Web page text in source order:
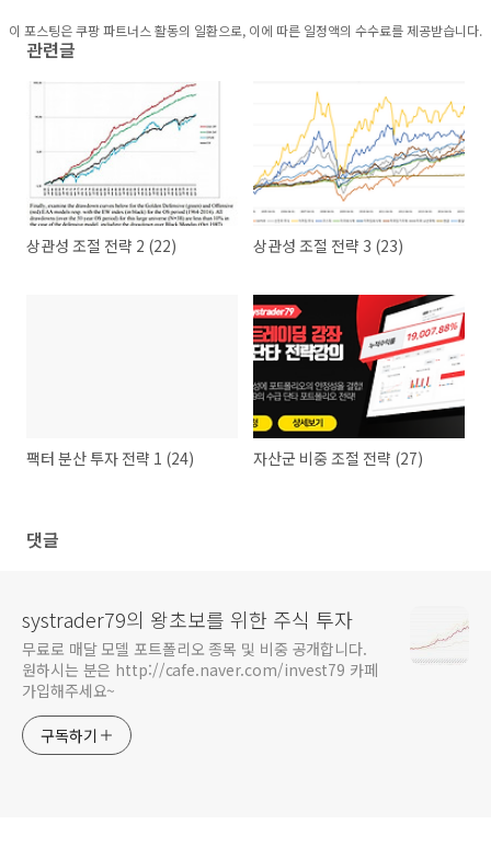
이 포스팅은 쿠팡 파트너스 활동의 일환으로, 이에 따른 일정액의 수수료를 제공받습니다.
관련글
상관성 조절 전략 2 (22) 상관성 조절 전략 3 (23)
팩터 분산 투자 전략 1 (24) 자산군 비중 조절 전략 (27)
댓글
systrader79의 왕초보를 위한 주식 투자
무료로 매달 모델 포트폴리오 종목 및 비중 공개합니다.
원하시는 분은 http://cafe.naver.com/invest79 카페
가입해주세요~
구독하기